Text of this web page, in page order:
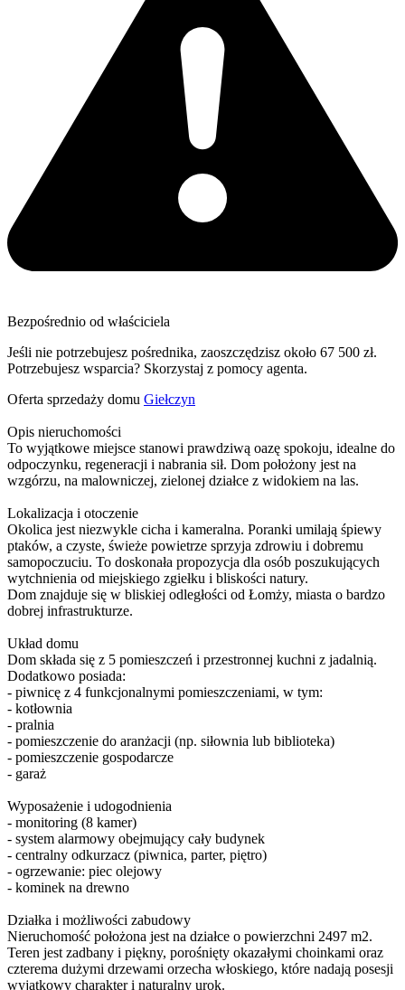
Bezpośrednio od właściciela
Jeśli nie potrzebujesz pośrednika, zaoszczędzisz około 67 500 zł.
Potrzebujesz wsparcia? Skorzystaj z pomocy agenta.
Oferta sprzedaży domu Giełczyn
Opis nieruchomości
To wyjątkowe miejsce stanowi prawdziwą oazę spokoju, idealne do
odpoczynku, regeneracji i nabrania sił. Dom położony jest na
wzgórzu, na malowniczej, zielonej działce z widokiem na las.
Lokalizacja i otoczenie
Okolica jest niezwykle cicha i kameralna. Poranki umilają śpiewy
ptaków, a czyste, świeże powietrze sprzyja zdrowiu i dobremu
samopoczuciu. To doskonała propozycja dla osób poszukujących
wytchnienia od miejskiego zgiełku i bliskości natury.
Dom znajduje się w bliskiej odległości od Łomży, miasta o bardzo
dobrej infrastrukturze.
Układ domu
Dom składa się z 5 pomieszczeń i przestronnej kuchni z jadalnią.
Dodatkowo posiada:
- piwnicę z 4 funkcjonalnymi pomieszczeniami, w tym:
- kotłownia
- pralnia
- pomieszczenie do aranżacji (np. siłownia lub biblioteka)
- pomieszczenie gospodarcze
- garaż
Wyposażenie i udogodnienia
- monitoring (8 kamer)
- system alarmowy obejmujący cały budynek
- centralny odkurzacz (piwnica, parter, piętro)
- ogrzewanie: piec olejowy
- kominek na drewno
Działka i możliwości zabudowy
Nieruchomość położona jest na działce o powierzchni 2497 m2.
Teren jest zadbany i piękny, porośnięty okazałymi choinkami oraz
czterema dużymi drzewami orzecha włoskiego, które nadają posesji
wyjątkowy charakter i naturalny urok.